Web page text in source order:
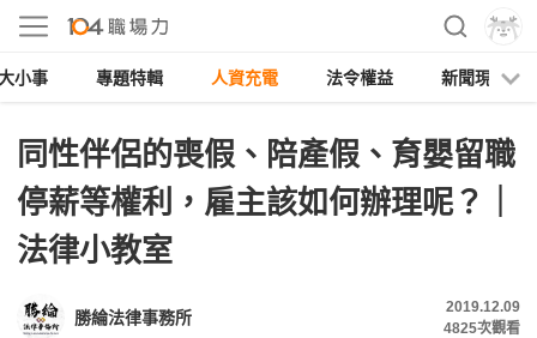
小事 專題特輯 人資充電 法令權益 新聞現場
同性伴侶的喪假、陪產假、育嬰留職
停薪等權利，雇主該如何辦理呢？｜
法律小教室
勝綸法律事務所
2019.12.09
4825次觀看